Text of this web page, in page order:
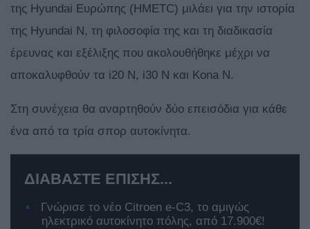
της Hyundai Ευρώπης (HMETC) μιλάει για την ιστορία
της Hyundai N, τη φιλοσοφία της και τη διαδικασία
έρευνας και εξέλιξης που ακολουθήθηκε μέχρι να
αποκαλυφθούν τα i20 N, i30 Ν και Kona N.
Στη συνέχεια θα αναρτηθούν δύο επεισόδια για κάθε
ένα από τα τρία σπορ αυτοκίνητα.
ΔΙΑΒΑΣΤΕ ΕΠΙΣΗΣ...
Γνώρισε το νέο Citroen e-C3, το αμιγώς
ηλεκτρικό αυτοκίνητο πόλης, από 17.900€!